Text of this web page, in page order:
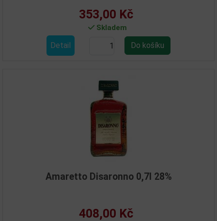
353,00 Kč
Skladem
Detail
Amaretto Disaronno 0,7l 28%
408,00 Kč